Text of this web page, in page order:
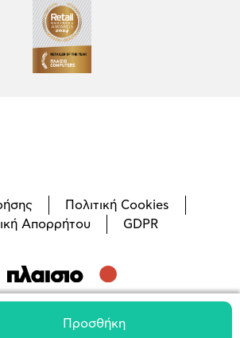
Προσθήκη
Πολιτική Cookies
Απορρήτου
GDPR